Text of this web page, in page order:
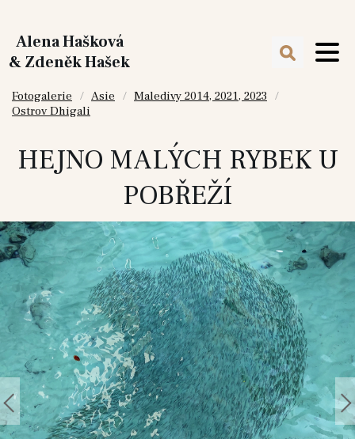
Alena Hašková
& Zdeněk Hašek
Fotogalerie Asie
Maledivy 2014, 2021, 2023
Ostrov Dhigali
HEJNO MALÝCH RYBEK U
POBŘEŽÍ